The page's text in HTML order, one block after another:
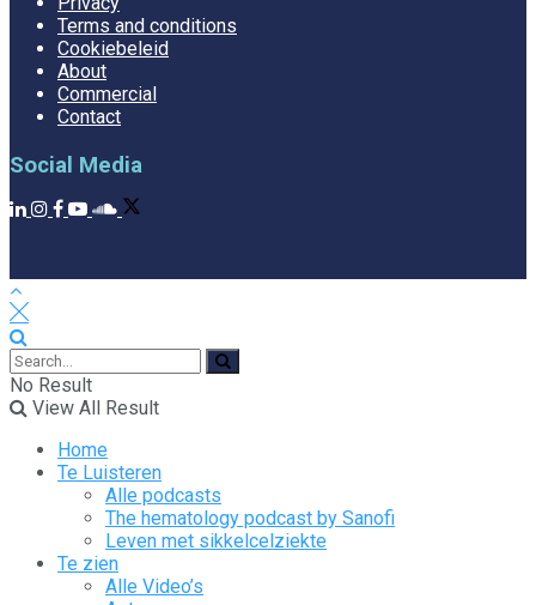
Terms and conditions
Cookiebeleid
About
Commercial
Contact
Social Media
No Result
View All Result
Home
Te Luisteren
Alle podcasts
The hematology podcast by Sanofi
Leven met sikkelcelziekte
Te zien
Alle Video’s